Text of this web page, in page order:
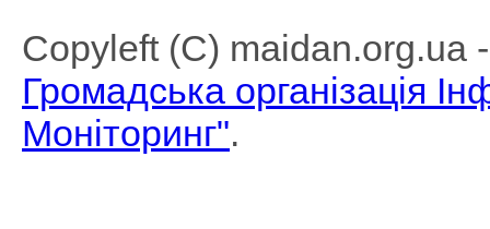
Copyleft (C) maidan.org.ua
Громадська організація
Моніторинг".